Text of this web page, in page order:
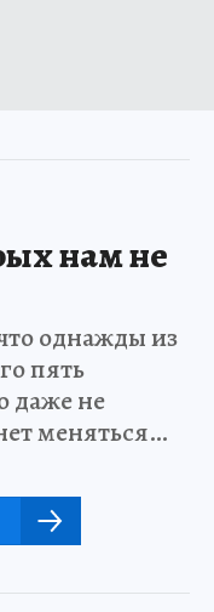
нам не
однажды из
пять
даже не
меняться…